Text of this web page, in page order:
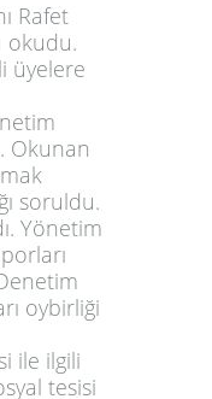
Rafet
okudu.
üyelere
Okunan
soruldu.
Yönetim
oybirliği
ilgili
tesisi